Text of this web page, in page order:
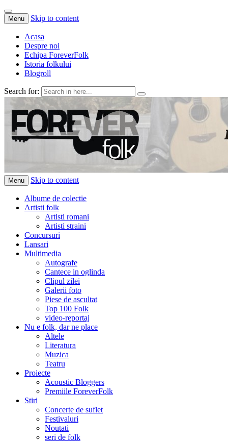
Menu Skip to content
Acasa
Despre noi
Echipa ForeverFolk
Istoria folkului
Blogroll
Search for:
ForeverFolk
Muzica sufletului tau
Menu Skip to content
Albume de colectie
Artisti folk
Artisti romani
Artisti straini
Concursuri
Lansari
Multimedia
Autografe
Cantece in oglinda
Clipul zilei
Galerii foto
Piese de ascultat
Top 100 Folk
video-reportaj
Nu e folk, dar ne place
Altele
Literatura
Muzica
Teatru
Proiecte
Acoustic Bloggers
Premiile ForeverFolk
Stiri
Concerte de suflet
Festivaluri
Noutati
seri de folk